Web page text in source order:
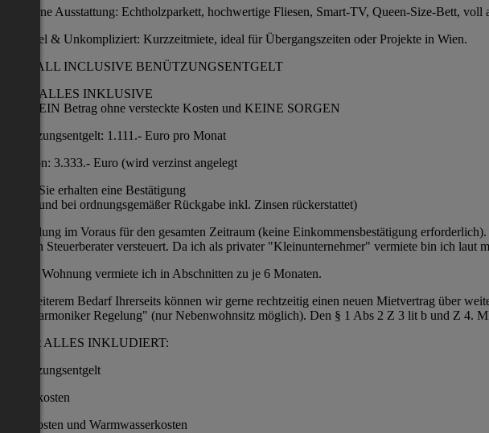
Moderne Ausstattung: Echtholzparkett, hochwertige Fliesen, Smart-TV, Queen-Size-Bett,
Flexibel & Unkompliziert: Kurzzeitmiete, ideal für Übergangszeiten oder Projekte in Wien.
DAS ALL INCLUSIVE BENÜTZUNGSENTGELT
ALLES INKLUSIVE
EIN Betrag ohne versteckte Kosten und KEINE SORGEN
Benützungsentgelt: 1.111.- Euro pro Monat
Kaution: 3.333.- Euro (wird verzinst angelegt
Sie erhalten eine Bestätigung
und bei ordnungsgemäßer Rückgabe inkl. Zinsen rückerstattet)
Bezahlung im Voraus für den gesamten Zeitraum (keine Einkommensbestätigung
meinen Steuerberater versteuert. Da ich als privater "Kleinunternehmer" vermiete bin ich
Meine Wohnung vermiete ich in Abschnitten zu je 6 Monaten.
Bei weiterem Bedarf Ihrerseits können wir gerne rechtzeitig einen neuen Mietvertrag über
"Philharmoniker Regelung" (nur Nebenwohnsitz möglich). Den § 1 Abs 2 Z 3 lit b und Z 4.
Das ist ALLES INKLUDIERT:
Benützungsentgelt
Stromkosten
Heizkosten und Warmwasserkosten